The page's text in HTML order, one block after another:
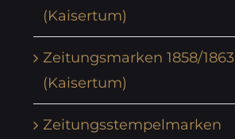
(Kaisertum)
Zeitungsmarken 1858/1863
(Kaisertum)
Zeitungsstempelmarken